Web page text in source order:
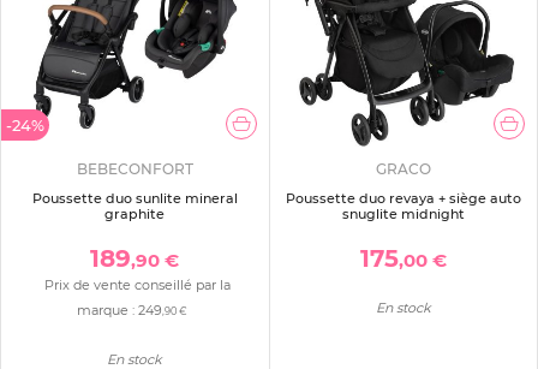
-24%
BEBECONFORT
Poussette duo sunlite mineral
graphite
189,90 €
Prix de vente conseillé par la
marque :249,90 €
En stock
GRACO
Poussette duo revaya + siège auto
snuglite midnight
175,00 €
En stock